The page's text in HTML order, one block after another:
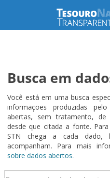
Busca em
Você está em uma busca
informações produzidas
abertas, sem tratamento, de
desde que citada a fonte.
STN chega a cada dado,
acompanham. Para mais
sobre dados abertos.